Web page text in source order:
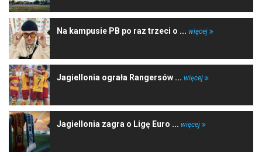
Na kampusie PB po raz trzeci o ... więcej
Jagiellonia ograła Rangersów ... więcej
Jagiellonia zagra o Ligę Euro ... więcej